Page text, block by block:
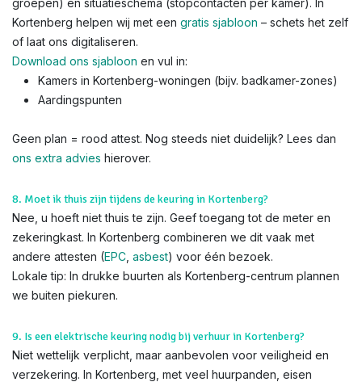
groepen) en situatieschema (stopcontacten per kamer). In
Kortenberg helpen wij met een gratis sjabloon – schets het zelf
of laat ons digitaliseren.
Download ons sjabloon en vul in:
Kamers in Kortenberg-woningen (bijv. badkamer-zones)
Aardingspunten
Geen plan = rood attest. Nog steeds niet duidelijk? Lees dan
ons extra advies hierover.
8. Moet ik thuis zijn tijdens de keuring in Kortenberg?
Nee, u hoeft niet thuis te zijn. Geef toegang tot de meter en
zekeringkast. In Kortenberg combineren we dit vaak met
andere attesten (EPC asbest) voor één bezoek.
Lokale tip: In drukke buurten als Kortenberg-centrum plannen
we buiten piekuren.
9. Is een elektrische keuring nodig bij verhuur in Kortenberg?
Niet wettelijk verplicht, maar aanbevolen voor veiligheid en
verzekering. In Kortenberg, met veel huurpanden, eisen